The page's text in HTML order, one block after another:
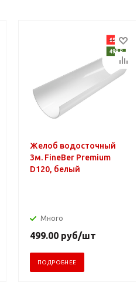
Желоб водосточный
3м. FineBer Premium
D120, белый
Много
499.00 руб/шт
ПОДРОБНЕЕ